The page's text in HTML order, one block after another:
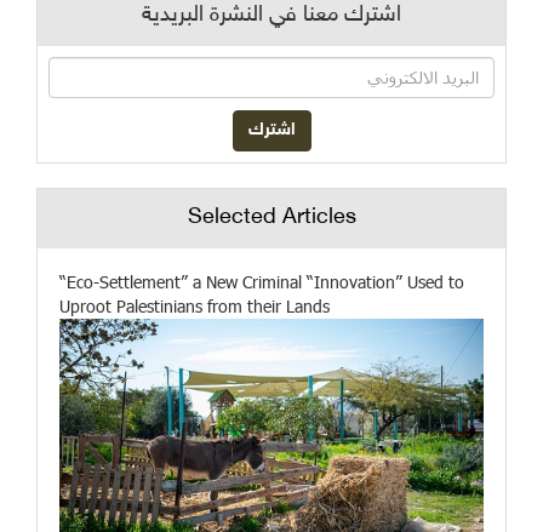
اشترك معنا في النشرة البريدية
Selected Articles
“Eco-Settlement” a New Criminal “Innovation” Used to
Uproot Palestinians from their Lands